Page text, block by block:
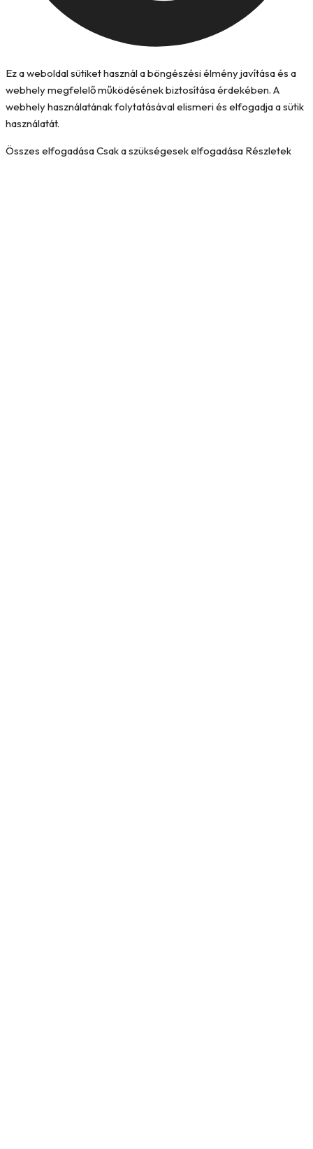
Ez a weboldal sütiket használ a böngészési élmény javítása és a
webhely megfelelő működésének biztosítása érdekében. A
webhely használatának folytatásával elismeri és elfogadja a sütik
használatát.
Összes elfogadásaCsak a szükségesek elfogadása Részletek